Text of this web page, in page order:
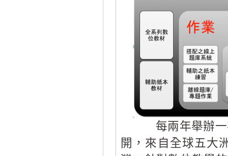
每兩年舉辦一
開，來自全球五大